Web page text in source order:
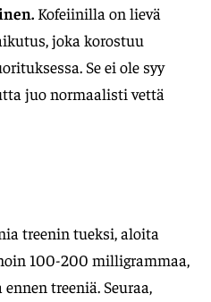
Kofeiinilla on lievä
joka korostuu
Se ei ole syy
juo normaalisti vettä
treenin tueksi, aloita
100-200 milligrammaa,
treeniä. Seuraa,